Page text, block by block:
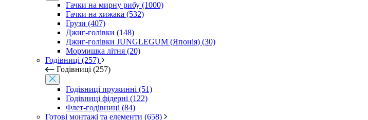
Гачки на мирну рибу (1000)
Гачки на хижака (532)
Грузи (407)
Джиг-голівки (148)
Джиг-голівки JUNGLEGUM (Японія) (30)
Мормишка літня (20)
Годівниці (257)
Годівниці (257)
Годівниці пружинні (51)
Годівниці фідерні (122)
Флет-годівниці (84)
Готові монтажі та елементи (658)